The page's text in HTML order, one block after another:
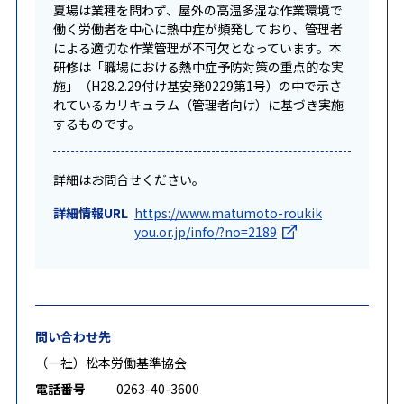
夏場は業種を問わず、屋外の高温多湿な作業環境で
働く労働者を中心に熱中症が頻発しており、管理者
による適切な作業管理が不可欠となっています。本
研修は「職場における熱中症予防対策の重点的な実
施」（H28.2.29付け基安発0229第1号）の中で示さ
れているカリキュラム（管理者向け）に基づき実施
するものです。
詳細はお問合せください。
詳細情報URL https://www.matumoto-roukik
you.or.jp/info/?no=2189
問い合わせ先
（一社）松本労働基準協会
電話番号
0263-40-3600